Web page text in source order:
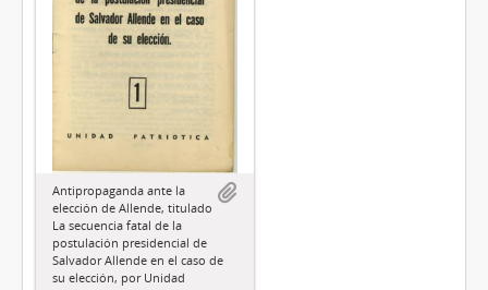
Antipropaganda ante la
elección de Allende, titulado
La secuencia fatal de la
postulación presidencial de
Salvador Allende en el caso de
su elección, por Unidad